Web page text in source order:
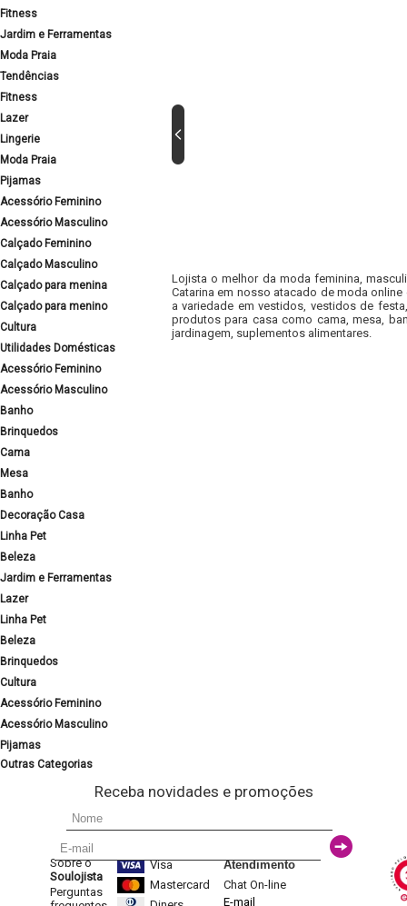
Fitness
Jardim e Ferramentas
Moda Praia
Tendências
Fitness
Lazer
Lingerie
Moda Praia
Pijamas
Acessório Feminino
Acessório Masculino
Calçado Feminino
Calçado Masculino
Calçado para menina
Calçado para menino
Cultura
Utilidades Domésticas
Acessório Feminino
Acessório Masculino
Banho
Brinquedos
Cama
Mesa
Banho
Decoração Casa
Linha Pet
Beleza
Jardim e Ferramentas
Lazer
Linha Pet
Beleza
Brinquedos
Cultura
Acessório Feminino
Acessório Masculino
Pijamas
Outras Categorias
Lojista o melhor da moda feminina,
Catarina em nosso atacado de moda
a variedade em vestidos, vestidos de
produtos para casa como cama, mesa,
jardinagem, suplementos alimentares.
Receba novidades e promoções
Sobre o
Soulojista
Perguntas
Visa
Mastercard
Atendimento
Chat On-line
E-mail